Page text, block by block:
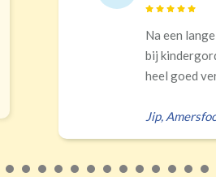
Na een
bij
heel goed
Jip,